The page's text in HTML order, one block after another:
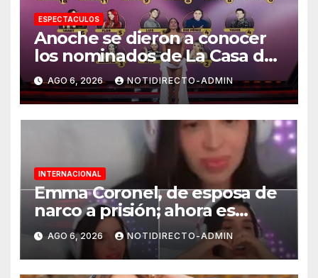
ESPECTACULOS
Anoche se dieron a conocer
los nominados de La Casa de
los Famosos México 2026 en
la segunda semana
AGO 6, 2026 NOTIDIRECTO-ADMIN
INTERNACIONAL
Emma Coronel, de esposa de
narco a prisión; ahora es
tiktoker
AGO 6, 2026 NOTIDIRECTO-ADMIN